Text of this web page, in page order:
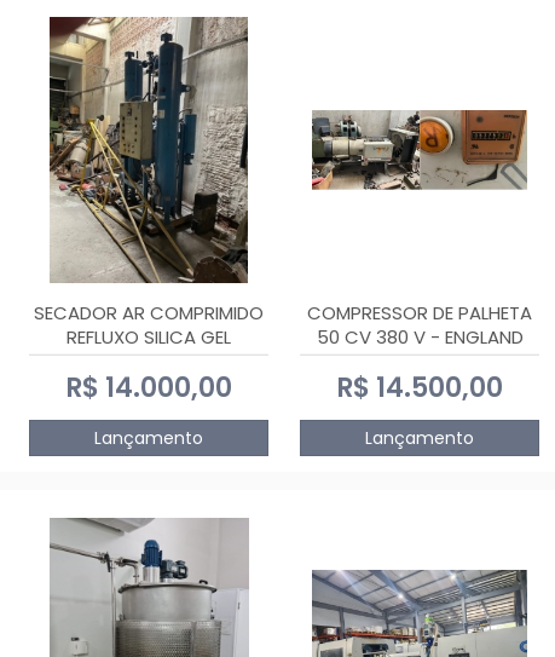
SECADOR AR COMPRIMIDO
REFLUXO SILICA GEL
R$ 14.000,00
Lançamento
COMPRESSOR DE PALHETA
50 CV 380 V - ENGLAND
R$ 14.500,00
Lançamento